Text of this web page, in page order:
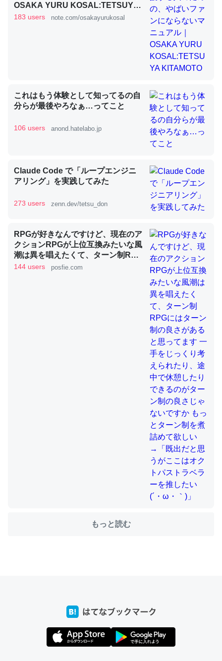
昆虫ってカルシウム少ないのか。知らんかった。調べたら
コオロギのカルシウム分はエビの600分の1程度。
─ニュース :: 【研究発表】昆虫学の大問題＝「昆虫はなぜ海にいな
論文では「淡水はカルシウムも酸素も不足してて両方に不
利だから両方が拮抗してるのでは」とあって面白い。海に
ずキチンを強化してる筈だが、酵素が違うのか？
─ニュース :: 【研究発表】昆虫学の大問題＝「昆虫はなぜ海にいな
いのか」に関する新仮説
これを元に考えるとカルシウムを大量に使う脊椎動物と貝
類は苦労してるんだな…。腹足類だと殻を無くしてナメク
ジになったり努力してるし。
─ニュース :: 【研究発表】昆虫学の大問題＝「昆虫はなぜ海にいな
ウチもEchoを実家に置いて４年。でたまに覗いてる。ぼ
ちぼちRingも置こうかと画策中。あと、Googleマップで
位置情報を共有してる。電池残量や充電中かが分かるので
─たまにLINEするくらいだった遠方の父67歳と僕。ITツール導入で
コミュニケーションが劇的に変化した｜tayorini by LIFULL介護
ちょうど同じ理由でEcho Show 8を設定中でした。Prime
とかSpotifyを支払う孝行もできる。一生で親と会える残
たいなのでネット環境作ったけどAlexaしか使わないので
回線代ほとんどかからないですよ。参考：
https://toyoshi.hatenablog.com/entry/2019/05/15/1805
OSAKA YURU KOSAL:TETSUYA
KITAMOTO
183 users note.com/osakayurukosal
これはもう体験として知ってるの自
分らが最後やろなぁ…ってこと
106 users anond.hatelabo.jp
Claude Code で「ループエンジニ
アリング」を実践してみた
273 users zenn.dev/tetsu_don
RPGが好きなんですけど、現在のア
クションRPGが上位互換みたいな風
潮は異を唱えたくて、ターン制RPG
にはターン制の良さがあると思って
144 users posfie.com
もっと読む